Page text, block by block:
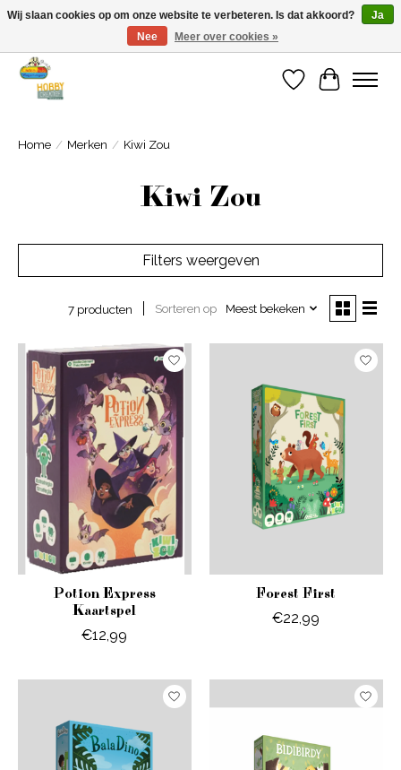
Welkom bij Cadeauhuis Wageningen
Verlanglijst
Home / Merken / Kiwi Zou
Kiwi Zou
Filters weergeven
7 producten Sorteren op Meest bekeken
Potion Express
Kaartspel
€12,99
Forest First
€22,99
Wij slaan cookies op om onze website te verbeteren. Is dat akkoord?
Ja
Nee
Meer over cookies »